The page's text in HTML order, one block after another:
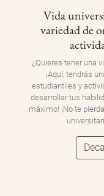
Vida
variedad de
¿Quieres tener una
¡Aquí, tendrás
estudiantiles y
desarrollar tus
máximo! ¡No te